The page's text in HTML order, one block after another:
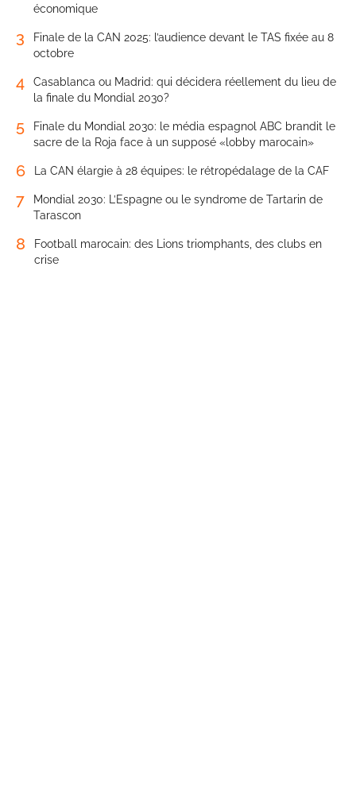
économique
3
Finale de la CAN 2025: l’audience devant le TAS fixée au 8
octobre
4
Casablanca ou Madrid: qui décidera réellement du lieu de
la finale du Mondial 2030?
5
Finale du Mondial 2030: le média espagnol ABC brandit le
sacre de la Roja face à un supposé «lobby marocain»
6 La CAN élargie à 28 équipes: le rétropédalage de la CAF
7
Mondial 2030: L’Espagne ou le syndrome de Tartarin de
Tarascon
8
Football marocain: des Lions triomphants, des clubs en
crise